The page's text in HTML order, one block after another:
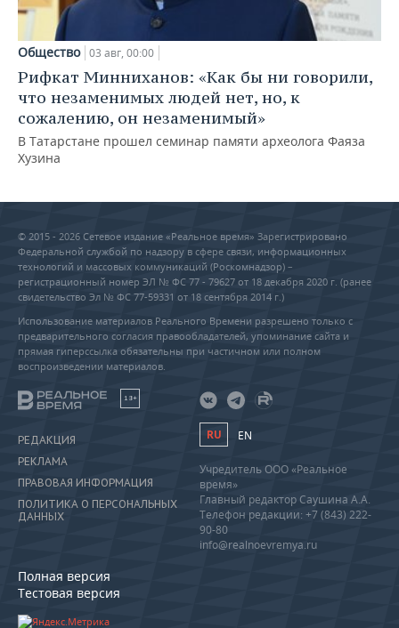
Общество 03 авг, 00:00
Рифкат Минниханов: «Как бы ни говорили,
что незаменимых людей нет, но, к
сожалению, он незаменимый»
В Татарстане прошел семинар памяти археолога Фаяза
Хузина
© 2015 - 2026 Сетевое издание «Реальное время» Зарегистрировано
Федеральной службой по надзору в сфере связи, информационных
технологий и массовых коммуникаций (Роскомнадзор) –
регистрационный номер ЭЛ № ФС 77 - 79627 от 18 декабря 2020 г. (ранее
свидетельство Эл № ФС 77-59331 от 18 сентября 2014 г.)
Использование материалов Реального Времени разрешено только с
предварительного согласия правообладателей, упоминание сайта и
прямая гиперссылка обязательны при частичном или полном
воспроизведении материалов.
18+
РЕДАКЦИЯ
РЕКЛАМА
ПРАВОВАЯ ИНФОРМАЦИЯ
ПОЛИТИКА О ПЕРСОНАЛЬНЫХ
ДАННЫХ
Полная версия
Тестовая версия
RU EN
Учредитель ООО «Реальное
время»
Главный редактор Саушина А.А.
Телефон редакции: +7 (843) 222-
90-80
info@realnoevremya.ru